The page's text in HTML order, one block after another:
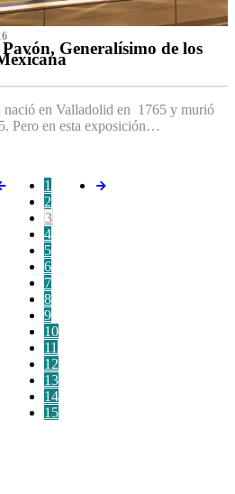
Generalísimo de los
nació en Valladolid en 1765 y murió
Pero en esta exposición…
1
2
3
4
5
6
7
8
9
10
11
12
13
14
15